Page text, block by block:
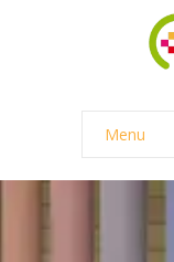
Menu
DARŽELIS